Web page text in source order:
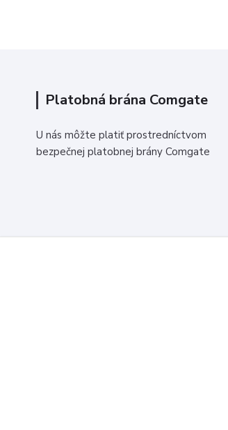
Platobná brána Comgate
U nás môžte platiť prostredníctvom
bezpečnej platobnej brány Comgate